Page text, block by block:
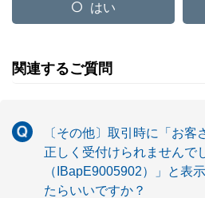
はい
関連するご質問
〔その他〕取引時に「お客
正しく受付けられませんで
（IBapE9005902）」と表
たらいいですか？